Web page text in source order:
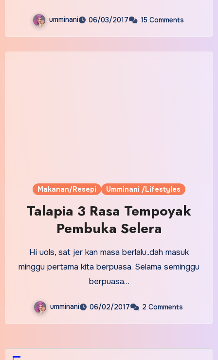
umminani 06/03/2017 15 Comments
Makanan/Resepi Umminani /Lifestyles
Talapia 3 Rasa Tempoyak
Pembuka Selera
Hi uols, sat jer kan masa berlalu..dah masuk
minggu pertama kita berpuasa. Selama seminggu
berpuasa…
umminani 06/02/2017 2 Comments